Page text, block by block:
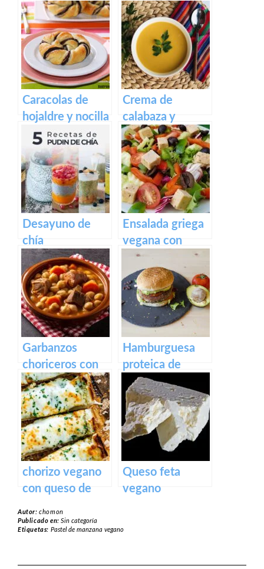
en escabeche
Caracolas de
hojaldre y nocilla
casera
Crema de
calabaza y
zanahoria
Desayuno de
chía
Ensalada griega
vegana con
queso feta
casero vegano
Garbanzos
choriceros con
pan tostado
Hamburguesa
proteica de
alubias y soja
texturizada
chorizo vegano
con queso de
Queso feta
vegano
Autor:chomon
Publicado en:Sin categoría
Etiquetas: Pastel de manzana vegano